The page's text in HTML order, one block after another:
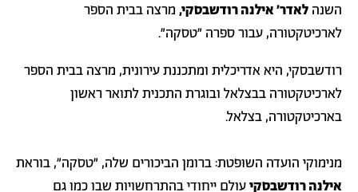
השנה לאדר' אילנה רודשבסקי, מרצה בבית הספר
לארכיטקטורה, עבור ספרה ״טסקה״.
רודשבסקי, היא אדריכלית ומתכננת עירונית, מרצה בבית הספר
לארכיטקטורה בבצלאל ובוגרת התכנית לתואר ראשון
בארכיטקטורה, בצלאל.
מנימוקי הועדה השופטת: ברומן הביכורים שלה, ״טסקה״, בוראת
אילנה רודשבסקיעולם ייחודי בהתרחשויות שבו כמו גם